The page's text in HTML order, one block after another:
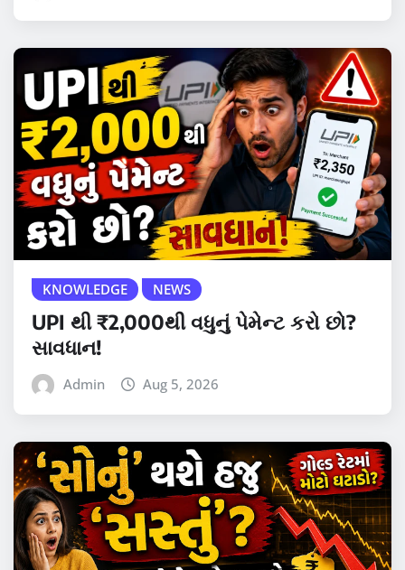
KNOWLEDGE NEWS
UPI થી ₹2,000થી વધુનું પેમેન્ટ કરો છો?
સાવધાન!
Admin Aug 5, 2026